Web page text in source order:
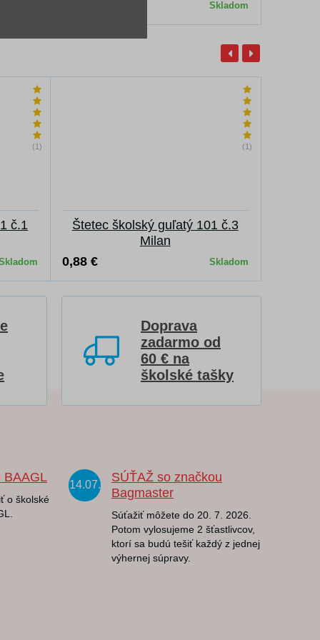
Skladom
(1)
č.1
(1)
Štetec školský guľatý 101 č.3
Milan
0,88 €
Skladom
Doprava
zadarmo od
60 € na
školské tašky
BAAGL
o školské
14.07.
SÚŤAŽ so značkou
Bagmaster
Súťažiť môžete do 20. 7. 2026.
Potom vylosujeme 2 šťastlivcov,
ktorí sa budú tešiť každý z jednej
výhernej súpravy.